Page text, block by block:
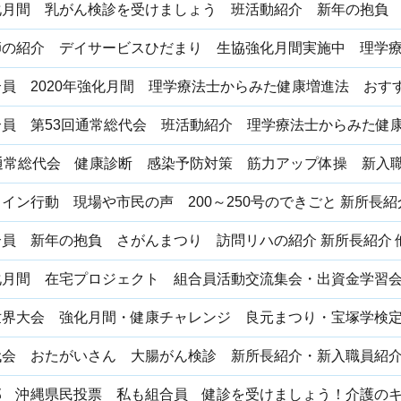
月間 乳がん検診を受けましょう 班活動紹介 新年の抱負
の紹介 デイサービスひだまり 生協強化月間実施中 理学
員 2020年強化月間 理学療法士からみた健康増進法 お
員 第53回通常総代会 班活動紹介 理学療法士からみた
常総代会 健康診断 感染予防対策 筋力アップ体操 新入
イン行動 現場や市民の声 200～250号のできごと 新所長
員 新年の抱負 さがんまつり 訪問リハの紹介 新所長紹介
月間 在宅プロジェクト 組合員活動交流集会・出資金学
界大会 強化月間・健康チャレンジ 良元まつり・宝塚学
会 おたがいさん 大腸がん検診 新所長紹介・新入職員紹
沖縄県民投票 私も組合員 健診を受けましょう！介護